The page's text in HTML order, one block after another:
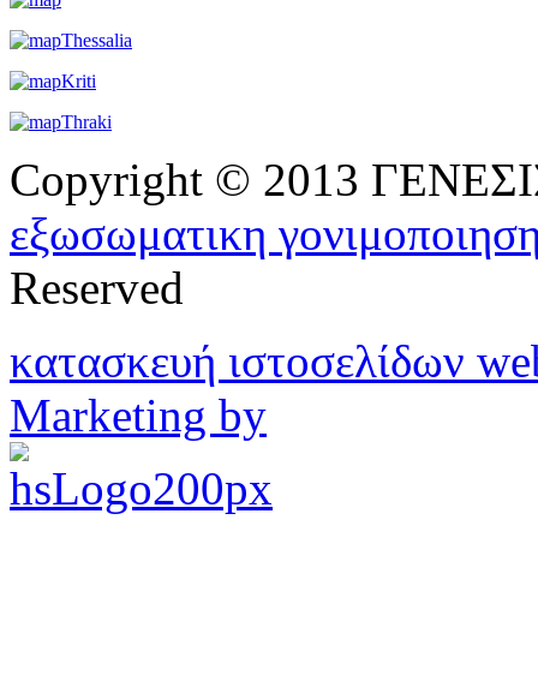
Copyright © 2013
εξωσωματικη
Reserved
κατασκευή ιστοσελίδων
Marketing by